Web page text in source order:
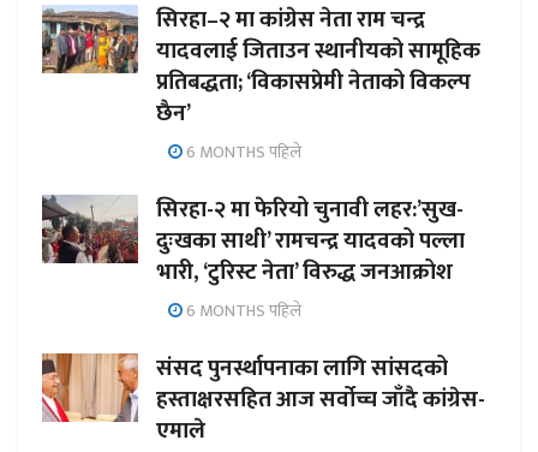
सिरहा–२ मा कांग्रेस नेता राम चन्द्र
यादवलाई जिताउन स्थानीयको सामूहिक
प्रतिबद्धता; ‘विकासप्रेमी नेताको विकल्प
छैन’
6 MONTHS पहिले
सिरहा-२ मा फेरियो चुनावी लहर:’सुख-
दुःखका साथी’ रामचन्द्र यादवको पल्ला
भारी, ‘टुरिस्ट नेता’ विरुद्ध जनआक्रोश
6 MONTHS पहिले
संसद पुनर्स्थापनाका लागि सांसदको
हस्ताक्षरसहित आज सर्वोच्च जाँदै कांग्रेस-
एमाले